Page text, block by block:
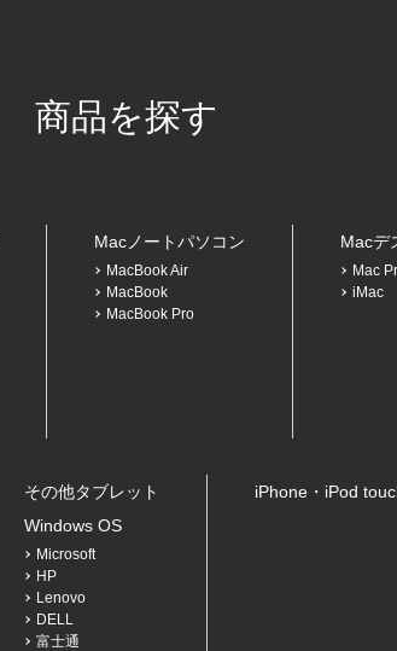
商品を探す
Macノートパソコン
MacBook Air
MacBook
MacBook Pro
Macデ
Mac
iMac
その他タブレット
Windows OS
Microsoft
HP
Lenovo
DELL
富士通
iPhone・iPod